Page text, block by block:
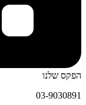
הפקס שלנו
03-9030891